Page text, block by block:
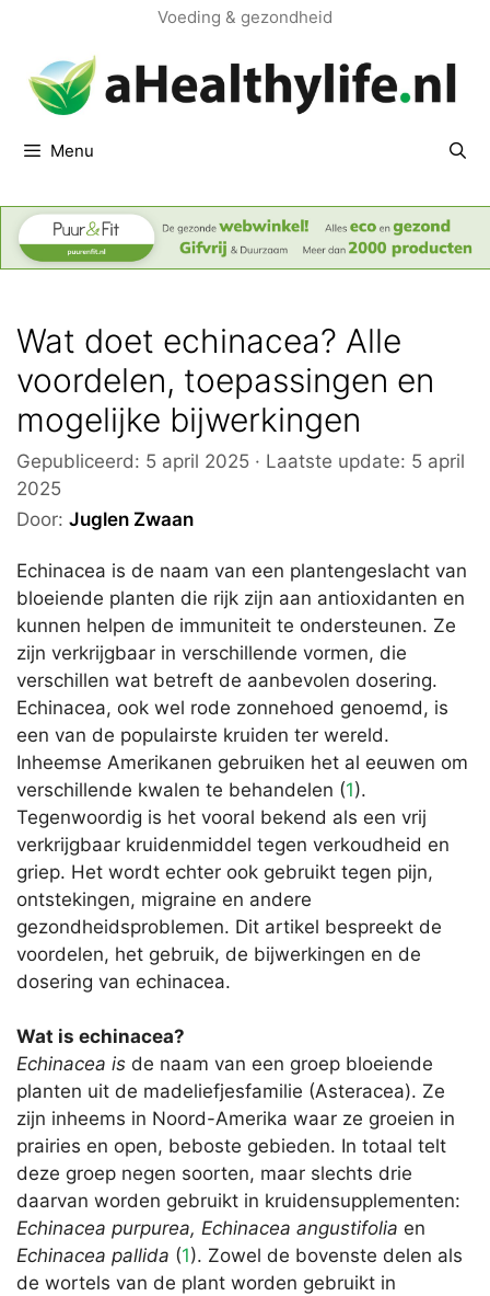
inhoud
Voeding & gezondheid
Menu
Wat doet echinacea? Alle
voordelen, toepassingen en
mogelijke bijwerkingen
Gepubliceerd: 5 april 2025 · Laatste update: 5 april
2025
Door: Juglen Zwaan
Echinacea is de naam van een plantengeslacht van
bloeiende planten die rijk zijn aan antioxidanten en
kunnen helpen de immuniteit te ondersteunen. Ze
zijn verkrijgbaar in verschillende vormen, die
verschillen wat betreft de aanbevolen dosering.
Echinacea, ook wel rode zonnehoed genoemd, is
een van de populairste kruiden ter wereld.
Inheemse Amerikanen gebruiken het al eeuwen om
verschillende kwalen te behandelen (1).
Tegenwoordig is het vooral bekend als een vrij
verkrijgbaar kruidenmiddel tegen verkoudheid en
griep. Het wordt echter ook gebruikt tegen pijn,
ontstekingen, migraine en andere
gezondheidsproblemen. Dit artikel bespreekt de
voordelen, het gebruik, de bijwerkingen en de
dosering van echinacea.
Wat is echinacea?
Echinacea is de naam van een groep bloeiende
planten uit de madeliefjesfamilie (Asteracea). Ze
zijn inheems in Noord-Amerika waar ze groeien in
prairies en open, beboste gebieden. In totaal telt
deze groep negen soorten, maar slechts drie
daarvan worden gebruikt in kruidensupplementen:
Echinacea purpurea, Echinacea angustifolia en
Echinacea pallida (1). Zowel de bovenste delen als
de wortels van de plant worden gebruikt in